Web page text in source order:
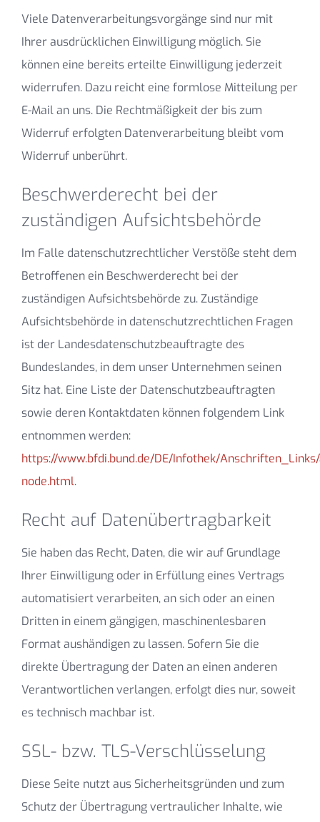
Viele Datenverarbeitungsvorgänge sind nur mit
Ihrer ausdrücklichen Einwilligung möglich. Sie
können eine bereits erteilte Einwilligung jederzeit
widerrufen. Dazu reicht eine formlose Mitteilung per
E-Mail an uns. Die Rechtmäßigkeit der bis zum
Widerruf erfolgten Datenverarbeitung bleibt vom
Widerruf unberührt.
Beschwerderecht bei der
zuständigen Aufsichtsbehörde
Im Falle datenschutzrechtlicher Verstöße steht dem
Betroffenen ein Beschwerderecht bei der
zuständigen Aufsichtsbehörde zu. Zuständige
Aufsichtsbehörde in datenschutzrechtlichen Fragen
ist der Landesdatenschutzbeauftragte des
Bundeslandes, in dem unser Unternehmen seinen
Sitz hat. Eine Liste der Datenschutzbeauftragten
sowie deren Kontaktdaten können folgendem Link
entnommen werden:
https://www.bfdi.bund.de/DE/Infothek/
node.html.
Recht auf Datenübertragbarkeit
Sie haben das Recht, Daten, die wir auf Grundlage
Ihrer Einwilligung oder in Erfüllung eines Vertrags
automatisiert verarbeiten, an sich oder an einen
Dritten in einem gängigen, maschinenlesbaren
Format aushändigen zu lassen. Sofern Sie die
direkte Übertragung der Daten an einen anderen
Verantwortlichen verlangen, erfolgt dies nur, soweit
es technisch machbar ist.
SSL- bzw. TLS-Verschlüsselung
Diese Seite nutzt aus Sicherheitsgründen und zum
Schutz der Übertragung vertraulicher Inhalte, wie